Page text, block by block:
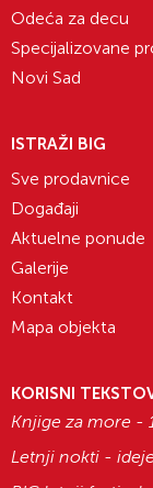
Odeća za decu
Specijalizovane
Novi Sad
ISTRAŽI BIG
Sve prodavnice
Događaji
Aktuelne ponude
Galerije
Kontakt
Mapa objekta
KORISNI
Knjige za more -
Letnji nokti -